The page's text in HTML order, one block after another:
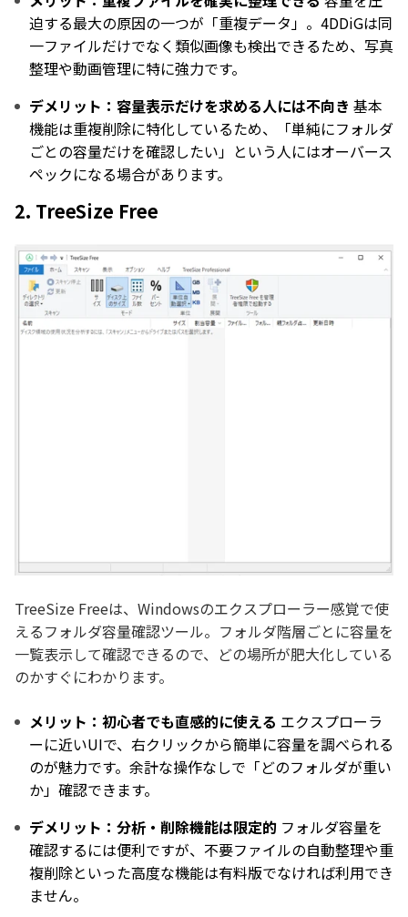
迫する最大の原因の一つが「重複データ」。4DDiGは同
一ファイルだけでなく類似画像も検出できるため、写真
整理や動画管理に特に強力です。
デメリット：容量表示だけを求める人には不向き 基本
機能は重複削除に特化しているため、「単純にフォルダ
ごとの容量だけを確認したい」という人にはオーバース
ペックになる場合があります。
2. TreeSize Free
TreeSize Freeは、Windowsのエクスプローラー感覚で使
えるフォルダ容量確認ツール。フォルダ階層ごとに容量を
一覧表示して確認できるので、どの場所が肥大化している
のかすぐにわかります。
メリット：初心者でも直感的に使える エクスプローラ
ーに近いUIで、右クリックから簡単に容量を調べられる
のが魅力です。余計な操作なしで「どのフォルダが重い
か」確認できます。
デメリット：分析・削除機能は限定的 フォルダ容量を
確認するには便利ですが、不要ファイルの自動整理や重
複削除といった高度な機能は有料版でなければ利用でき
ません。